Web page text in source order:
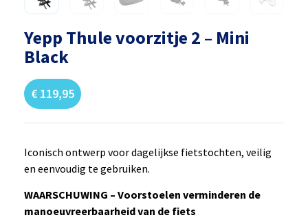
Yepp Thule voorzitje 2 – Mini
Black
€ 119,95
Iconisch ontwerp voor dagelijkse fietstochten, veilig
en eenvoudig te gebruiken.
WAARSCHUWING – Voorstoelen verminderen de
manoeuvreerbaarheid van de fiets